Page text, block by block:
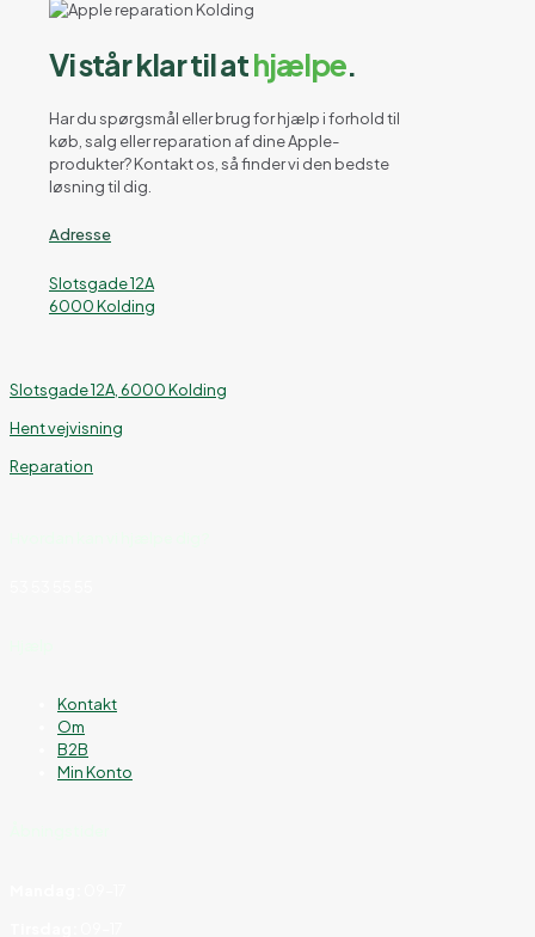
Vi står klar til athjælpe.
Har du spørgsmål eller brug for hjælp i forhold til
køb, salg eller reparation af dine Apple-
produkter? Kontakt os, så finder vi den bedste
løsning til dig.
Adresse
Slotsgade 12A
6000 Kolding
Slotsgade 12A, 6000 Kolding
Hent vejvisning
Reparation
Kontakt
Om
B2B
Min Konto